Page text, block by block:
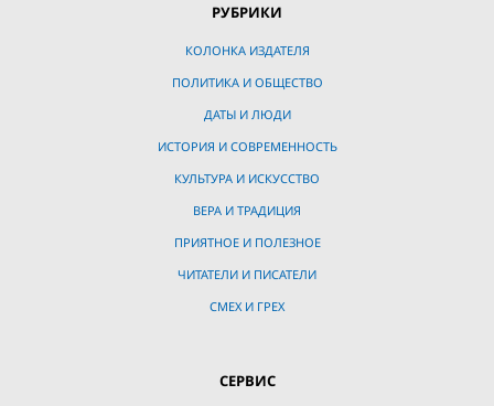
РУБРИКИ
КОЛОНКА ИЗДАТЕЛЯ
ПОЛИТИКА И ОБЩЕСТВО
ДАТЫ И ЛЮДИ
ИСТОРИЯ И СОВРЕМЕННОСТЬ
КУЛЬТУРА И ИСКУССТВО
ВЕРА И ТРАДИЦИЯ
ПРИЯТНОЕ И ПОЛЕЗНОЕ
ЧИТАТЕЛИ И ПИСАТЕЛИ
СМЕХ И ГРЕХ
СЕРВИС